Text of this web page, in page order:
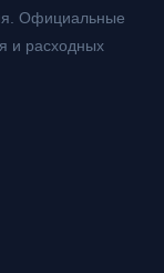
Официальные
и расходных